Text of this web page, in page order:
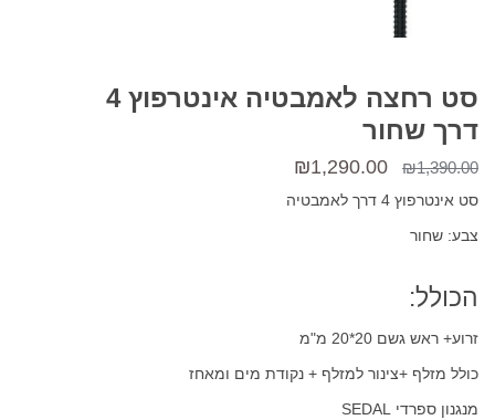
סט רחצה לאמבטיה אינטרפוץ 4
דרך שחור
₪1,390.00
המחיר
המקורי
₪1,290.00
הנוכחי
סט אינטרפוץ 4 דרך לאמבטיה
צבע: שחור
הכולל:
זרוע+ ראש גשם 20*20 מ"מ
כולל מזלף +צינור למזלף + נקודת מים ומאחז
מנגנון ספרדי SEDAL